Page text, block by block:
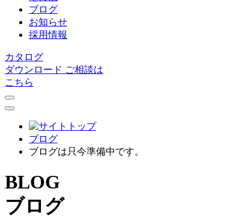
ブログ
お知らせ
採用情報
カタログ
ダウンロード ご相談は
こちら
ブログ
ブログは只今準備中です。
BLOG
ブログ